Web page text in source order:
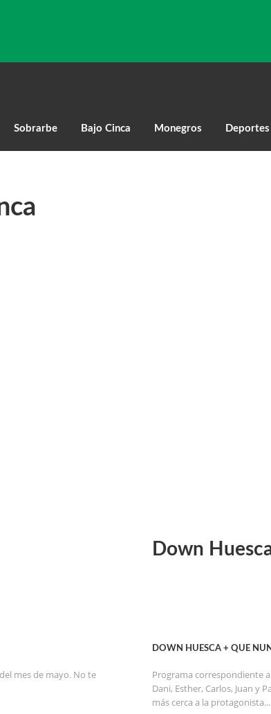
Sobrarbe Bajo Cinca Monegros Deportes
mes de mayo. No te
Down
DOWN HUESCA + QUE
Programa correspondiente
Dani, Esther, Carlos, Juan y
más cerca a la protagonista...